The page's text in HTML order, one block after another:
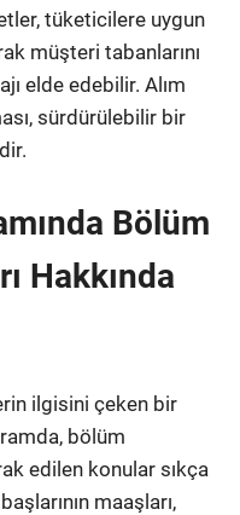
tüketicilere uygun
müşteri tabanlarını
elde edebilir. Alım
sürdürülebilir bir
Bölüm
Hakkında
ilgisini çeken bir
bölüm
edilen konular sıkça
maaşları,